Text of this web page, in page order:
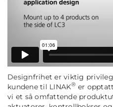
Designfrihet er viktig
kundene til LINAK® er
vi et så omfattende